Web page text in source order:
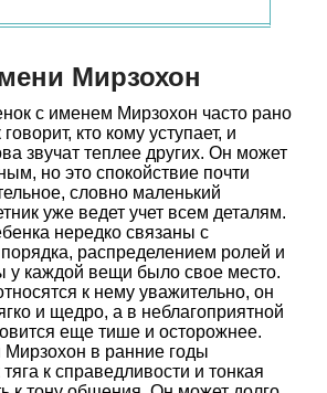
Мирзохон
с именем Мирзохон часто рано
говорит, кто кому уступает, и
звучат теплее других. Он может
но это спокойствие почти
словно маленький
уже ведет учет всем деталям.
нередко связаны с
распределением ролей и
у каждой вещи было свое место.
к нему уважительно, он
и щедро, а в неблагоприятной
еще тише и осторожнее.
в ранние годы
к справедливости и тонкая